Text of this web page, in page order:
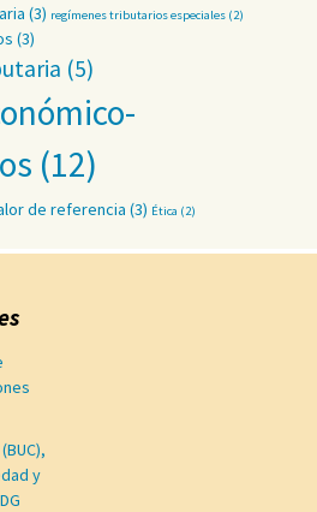
(3) regímenes tributarios especiales (2)
(3)
(5)
(12)
de referencia (3) Ética (2)
y